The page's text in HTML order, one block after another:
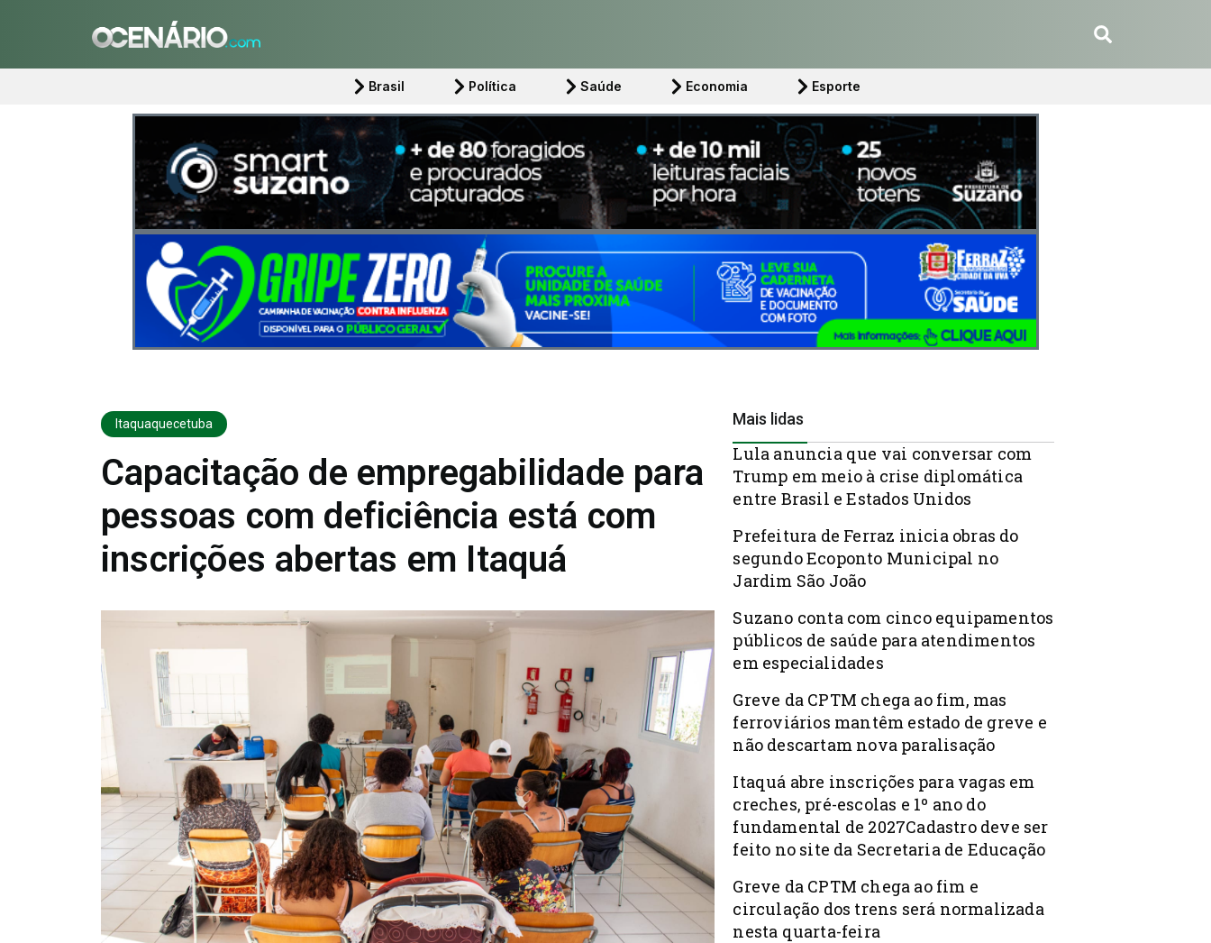
Brasil Política Saúde Economia Esporte
Itaquaquecetuba
Capacitação de empregabilidade para
pessoas com deficiência está com
inscrições abertas em Itaquá
Mais lidas
Lula anuncia que vai conversar com
Trump em meio à crise diplomática
entre Brasil e Estados Unidos
Prefeitura de Ferraz inicia obras do
segundo Ecoponto Municipal no
Jardim São João
Suzano conta com cinco equipamentos
públicos de saúde para atendimentos
em especialidades
Greve da CPTM chega ao fim, mas
ferroviários mantêm estado de greve e
não descartam nova paralisação
Itaquá abre inscrições para vagas em
creches, pré-escolas e 1º ano do
fundamental de 2027Cadastro deve ser
feito no site da Secretaria de Educação
Greve da CPTM chega ao fim e
circulação dos trens será normalizada
nesta quarta-feira